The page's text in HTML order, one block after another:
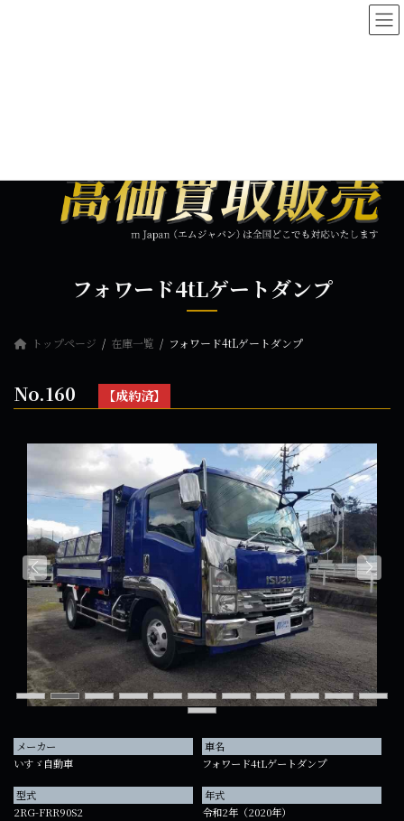
フォワード4tLゲートダンプ
トップページ 在庫一覧 フォワード4tLゲートダンプ
No.160 【成約済】
メーカー
いすゞ自動車
車名
フォワード4tLゲートダンプ
型式
2RG-FRR90S2
年式
令和2年（2020年）